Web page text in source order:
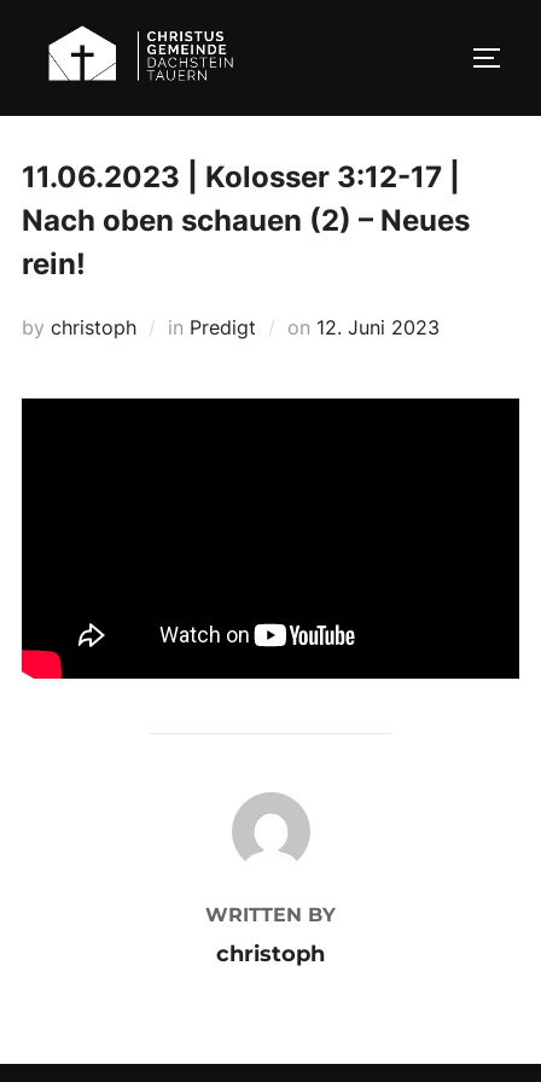
content
11.06.2023 | Kolosser 3:12-17 |
Nach oben schauen (2) – Neues
rein!
by christoph in Predigt on Posted
12. Juni 2023
POST AUTHOR
WRITTEN BY
christoph